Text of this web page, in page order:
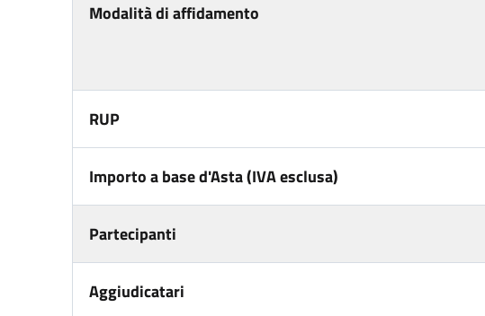
Modalità di affidamento
RUP
Importo a base d'Asta (IVA esclusa)
Partecipanti
Aggiudicatari